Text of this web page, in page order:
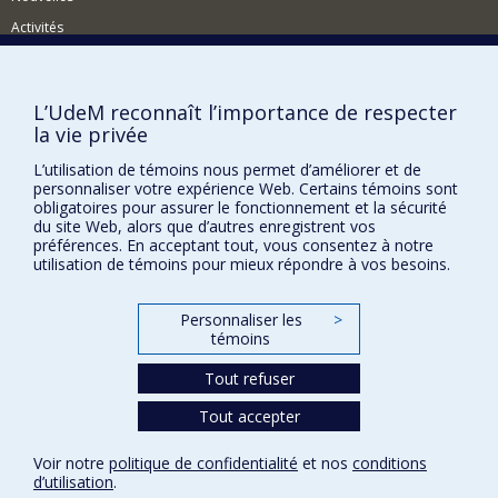
Activités
BESOIN D'AIDE?
Plan du site
Signaler une erreur
Accessibilité
FACULTÉ DES ARTS ET DES SCIENCES
Paramètres des témoins
L’UdeM reconnaît l’importance de respecter
la vie privée
L’utilisation de témoins nous permet d’améliorer et de
personnaliser votre expérience Web. Certains témoins sont
obligatoires pour assurer le fonctionnement et la sécurité
du site Web, alors que d’autres enregistrent vos
préférences. En acceptant tout, vous consentez à notre
utilisation de témoins pour mieux répondre à vos besoins.
Personnaliser les
témoins
>
Tout refuser
Tout accepter
Voir notre politique de confidentialité et nos conditions
d’utilisation.